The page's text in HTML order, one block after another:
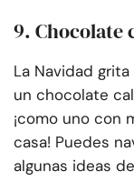
9. Chocolate
La Navidad
un chocolate
¡como uno con
casa! Puedes
algunas ideas